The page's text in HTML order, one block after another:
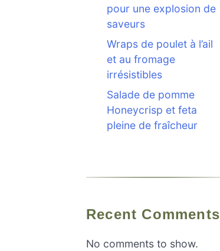
pour une explosion de
saveurs
Wraps de poulet à l’ail
et au fromage
irrésistibles
Salade de pomme
Honeycrisp et feta
pleine de fraîcheur
Recent Comments
No comments to show.